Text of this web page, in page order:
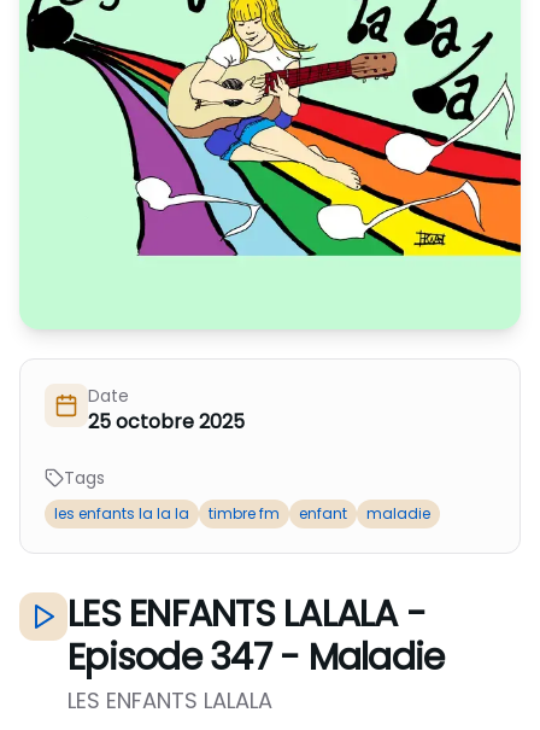
C'était quoi ce morceau?
L'équipe et les bénévoles
Nous rejoindre : Participer
Les Ateliers Radio
Les créations des Ateliers
Nos prestations
Nous Soutenir / Adhérer
Exprime ton soutien
La newsletter
Date
25 octobre 2025
Tags
les enfants la la la timbre fm enfant maladie
LES ENFANTS LALALA -
Episode 347 - Maladie
LES ENFANTS LALALA